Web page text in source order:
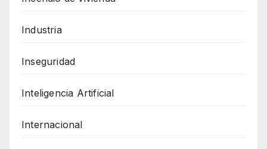
Industria
Inseguridad
Inteligencia Artificial
Internacional